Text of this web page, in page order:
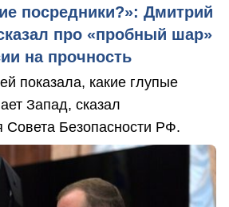
посредники?»: Дмитрий
про «пробный шар»
на прочность
показала, какие глупые
Запад, сказал
Совета Безопасности РФ.